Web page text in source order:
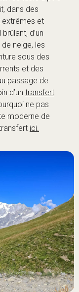
dans des
et
d’un
neige, les
sous des
et des
passage de
d’un transfert
ne pas
moderne de
ici.